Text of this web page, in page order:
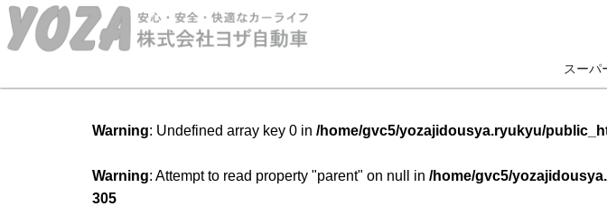
スーパ
Warning: Undefined array key 0 in /home/gvc5/yozajidousya.ryukyu/
Warning: Attempt to read property "parent" on null in /home/gvc5/
305